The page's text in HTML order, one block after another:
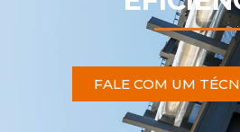
FALE COM UM